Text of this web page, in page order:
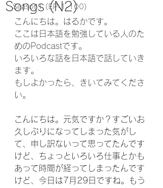
Season1 (EP-1-100)
Songs (N2)
こんにちは。はるかです。
ここは日本語を勉強している人のた
めのPodcastです。
いろいろな話を日本語で話していき
ます。
もしよかったら、きいてみてくださ
い。
こんにちは。元気ですか？すごいお
久しぶりになってしまった気がし
て、申し訳ないって思ってたんです
けど、ちょっといろいろ仕事とかも
あって時間が経ってしまったんです
けど、今日は7月29日ですね。もう